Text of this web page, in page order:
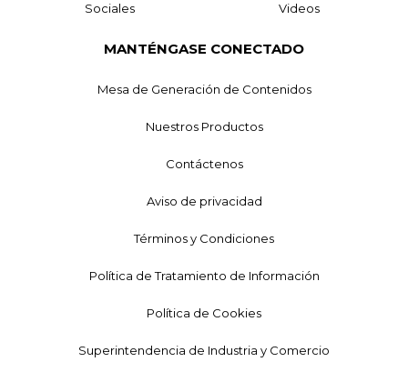
Sociales Videos
MANTÉNGASE CONECTADO
Mesa de Generación de Contenidos
Nuestros Productos
Contáctenos
Aviso de privacidad
Términos y Condiciones
Política de Tratamiento de Información
Política de Cookies
Superintendencia de Industria y Comercio